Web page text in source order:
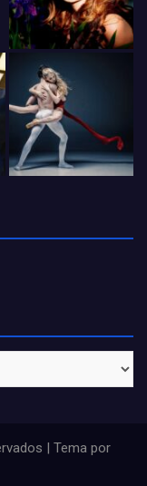
| Tema por